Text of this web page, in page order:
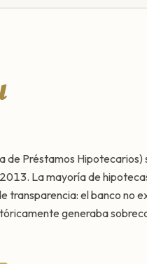
de Préstamos Hipotecarios)
La mayoría de
transparencia: el banco no
generaba